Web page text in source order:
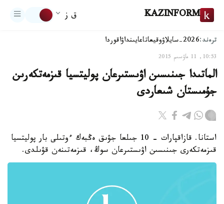
KAZINFORM ق ز
ترەند:2026-سايلاۋ وقيعاتاعايىنداۋاقوردا
10:53, 11 ماۋسىم 2015
الماتىدا جىنىسىن اۋىستىرعان پوليتسيا قىزمەتكەرىن
جۇمىستان شىعاردى
استانا. قازاقپارات - 10 جىلعا جۋىق ەڭبەك ءوتىلى بار پوليتسيا
قىزمەتكەرى جىنىسىن اۋىستىرعان سوڭ، قىزمەتىنەن قۋىلدى.